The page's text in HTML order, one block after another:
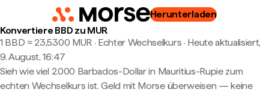
Herunterladen
Konvertiere BBD zu MUR
1 BBD ≈ 23,5300 MUR · Echter Wechselkurs · Heute aktualisiert,
9. August, 16:47
Sieh wie viel 2.000 Barbados-Dollar in Mauritius-Rupie zum
echten Wechselkurs ist. Geld mit Morse überweisen — keine